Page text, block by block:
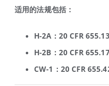
适用的法规包括：
H-2A ： 20 CFR
H-2B ： 20 CFR 655.17
CW-1 ： 20 CFR